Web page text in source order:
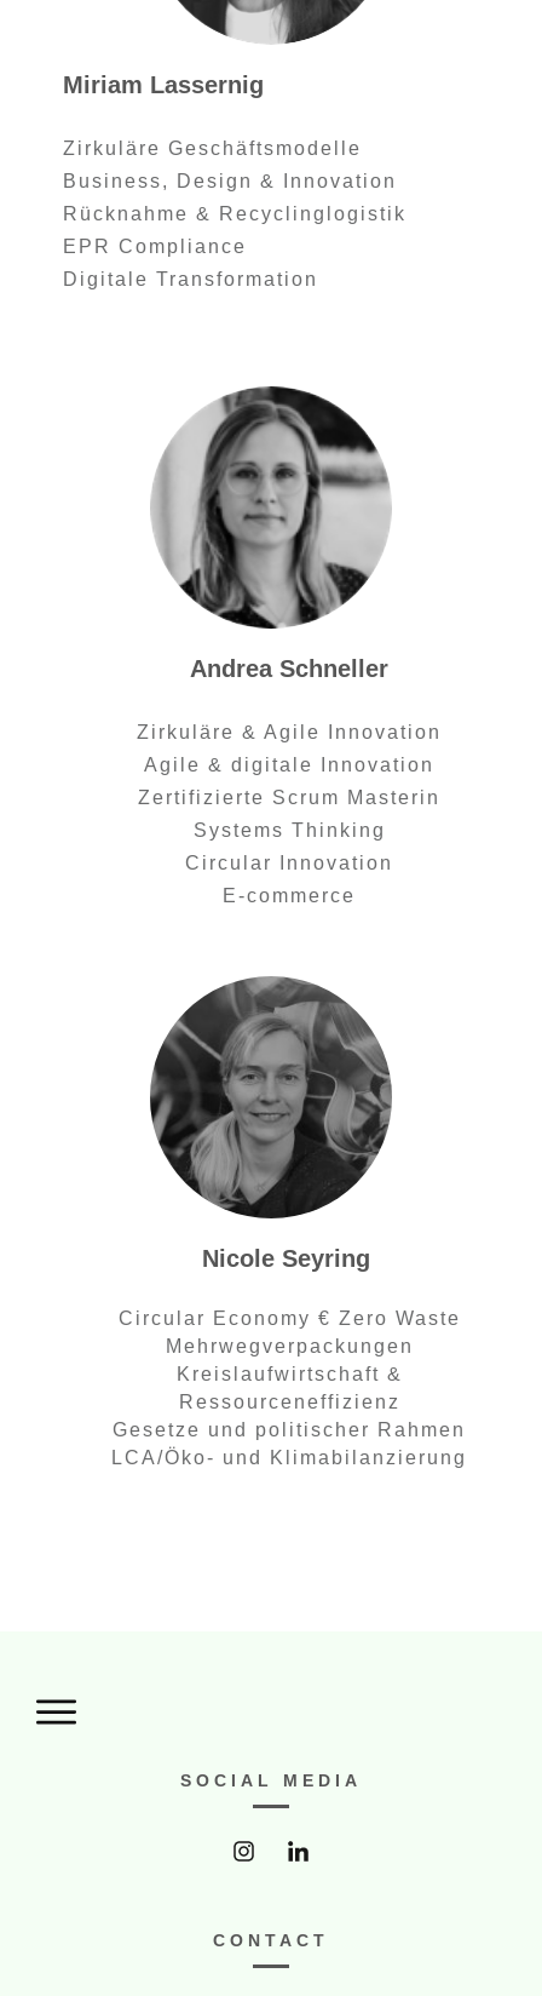
Miriam Lassernig
Zirkuläre Geschäftsmodelle
Business, Design & Innovation
Rücknahme & Recyclinglogistik
EPR Compliance
Digitale Transformation
Andrea Schneller
Zirkuläre & Agile Innovation
Agile & digitale Innovation
Zertifizierte Scrum Masterin
Systems Thinking
Circular Innovation
E-commerce
Nicole Seyring
Circular Economy € Zero Waste
Mehrwegverpackungen
Kreislaufwirtschaft &
Ressourceneffizienz
Gesetze und politischer Rahmen
LCA/Öko- und Klimabilanzierung
SOCIAL MEDIA
CONTACT